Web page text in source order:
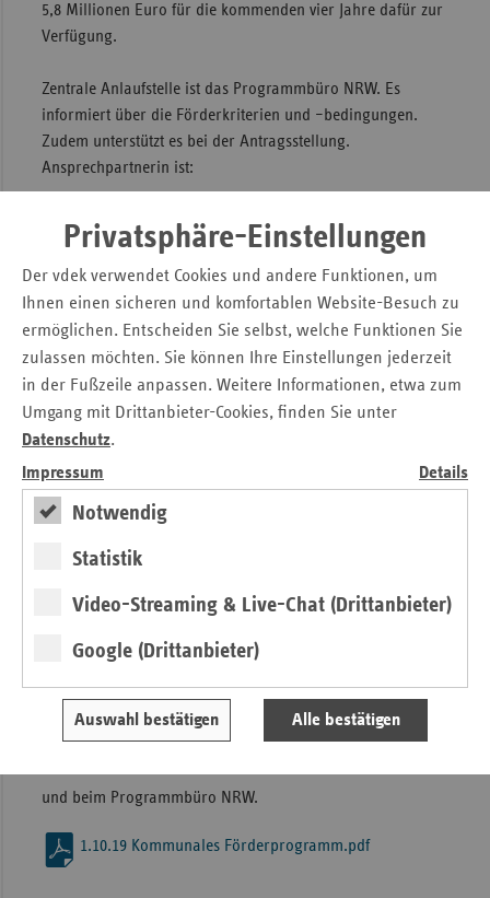
Privatsphäre-Einstellungen
Der vdek verwendet Cookies und andere Funktionen, um
Ihnen einen sicheren und komfortablen Website-Besuch zu
ermöglichen. Entscheiden Sie selbst, welche Funktionen Sie
zulassen möchten. Sie können Ihre Einstellungen jederzeit
in der Fußzeile anpassen. Weitere Informationen, etwa zum
Umgang mit Drittanbieter-Cookies, finden Sie unter
Datenschutz.
Impressum
Details
Notwendig
Statistik
Video-Streaming & Live-Chat (Drittanbieter)
Google (Drittanbieter)
Auswahl bestätigen Alle bestätigen
5,8 Millionen Euro für die kommenden vier Jahre dafür zur
Verfügung.
Zentrale Anlaufstelle ist das Programmbüro NRW. Es
informiert über die Förderkriterien und –bedingungen.
Zudem unterstützt es bei der Antragsstellung.
Ansprechpartnerin ist:
Verena Kochs
Programmbüro des GKV-Bündnisses für Gesundheit
Nordrhein-Westfalen
c/o VIACTIV Krankenkasse
Rather Kreuzweg 110 40472 Düsseldorf
Telefon: 0211 28061-3148
E-Mail: verena.kochs@viactiv.de
Weitere Informationen und die Antragsunterlagen finden
https://www.gkv-
buendnis.de/buendnisaktivitaeten/wir_in_den_laendern/
Aufbau gesundheitsfördernder Strukturen mit bis zu
auch Personalressourcen, um Maßnahmen vor Ort zu
Informationen erhalten Sie unter:
buendnis.de/foerderprogramm/kommunales-
und beim Programmbüro NRW.
1.10.19 Kommunales Förderprogramm.pdf